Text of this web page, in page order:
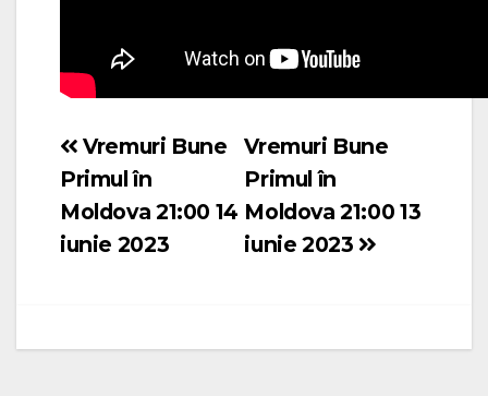
Navigare
în
articole
Vremuri Bune
Primul în
Moldova 21:00 13
iunie 2023
Vremuri Bune
Primul în
Moldova 21:00 14
iunie 2023